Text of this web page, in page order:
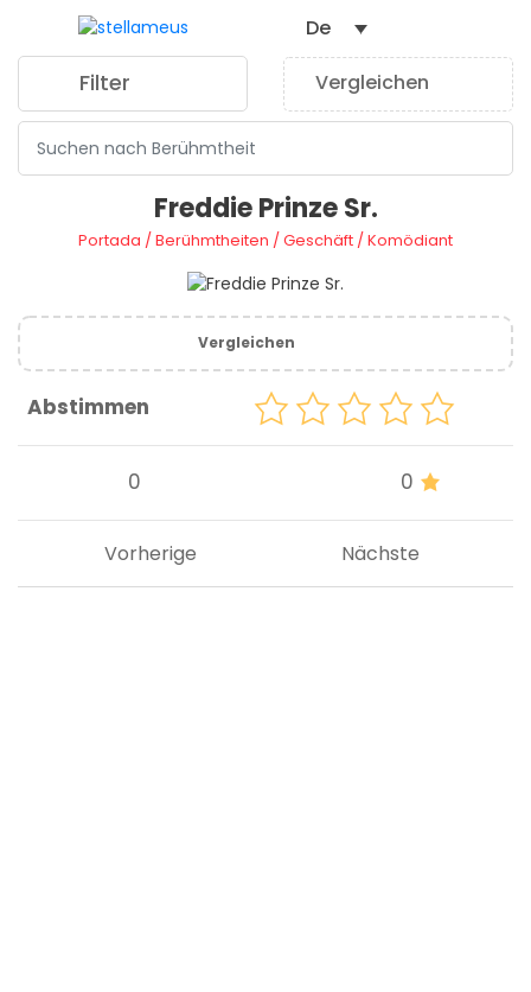
Filter Vergleichen
De
Freddie Prinze Sr.
Portada /Berühmtheiten /Geschäft /Komödiant
Vergleichen
Abstimmen
0 0
Nächste
Vorherige